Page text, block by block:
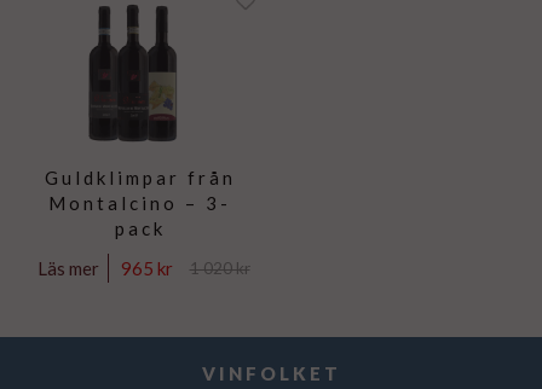
Guldklimpar från
Montalcino – 3-
pack
Läs mer
965 kr 1 020 kr
VINFOLKET